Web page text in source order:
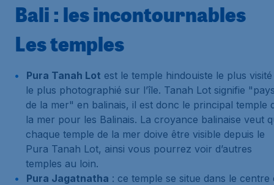
Bali : les incontournables
Les temples
Pura Tanah Lot est le temple hindouiste le plus
le plus photographié sur l’île. Tanah Lot signifie
de la mer" en balinais, il est donc le principal temple
la mer pour les Balinais. La croyance balinaise veut
chaque temple de la mer doive être visible depuis le
Pura Tanah Lot, ainsi vous pourrez voir d’autres
temples au loin.
Pura Jagatnatha : ce temple se situe dans le centre